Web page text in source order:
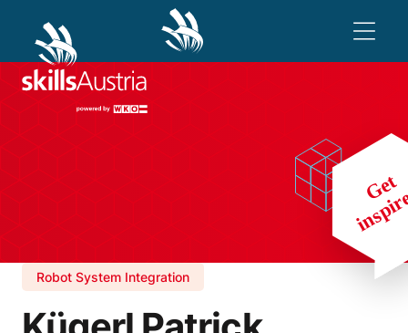
Robot System Integration